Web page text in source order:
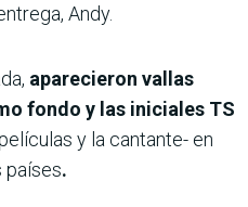
Andy.
aparecieron vallas
fondo y las iniciales TS
y la cantante- en
países.